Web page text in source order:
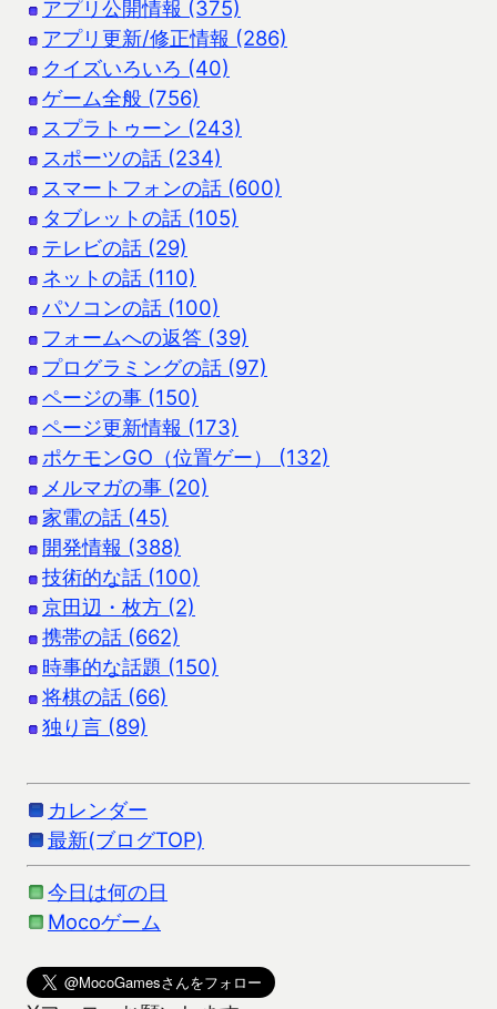
アプリ公開情報 (375)
アプリ更新/修正情報 (286)
クイズいろいろ (40)
ゲーム全般 (756)
スプラトゥーン (243)
スポーツの話 (234)
スマートフォンの話 (600)
タブレットの話 (105)
テレビの話 (29)
ネットの話 (110)
パソコンの話 (100)
フォームへの返答 (39)
プログラミングの話 (97)
ページの事 (150)
ページ更新情報 (173)
ポケモンGO（位置ゲー） (132)
メルマガの事 (20)
家電の話 (45)
開発情報 (388)
技術的な話 (100)
京田辺・枚方 (2)
携帯の話 (662)
時事的な話題 (150)
将棋の話 (66)
独り言 (89)
カレンダー
最新(ブログTOP)
今日は何の日
Mocoゲーム